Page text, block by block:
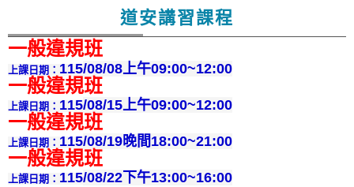
道安講習課程
一般違規班
上課日期： 115/08/08上午09:00~12:00
一般違規班
上課日期： 115/08/15上午09:00~12:00
一般違規班
上課日期： 115/08/19晚間18:00~21:00
一般違規班
上課日期： 115/08/22下午13:00~16:00